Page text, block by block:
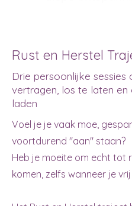
Rust en Herstel
Drie persoonlijke sessies
vertragen, los te laten en
laden
Voel je je vaak moe,
voortdurend "aan" staan?
Heb je moeite om echt tot
komen, zelfs wanneer je